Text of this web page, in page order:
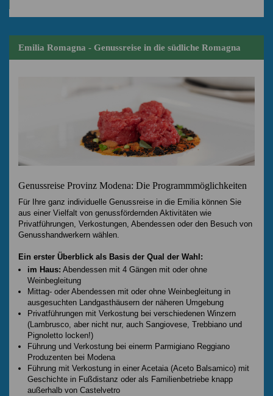
Emilia Romagna - Genussreise in die südliche Romagna
Genussreise Provinz Modena: Die Programmmöglichkeiten
Für Ihre ganz individuelle Genussreise in die Emilia können Sie
aus einer Vielfalt von genussfördernden Aktivitäten wie
Privatführungen, Verkostungen, Abendessen oder den Besuch von
Genusshandwerkern wählen.
Ein erster Überblick als Basis der Qual der Wahl:
im Haus: Abendessen mit 4 Gängen mit oder ohne
Weinbegleitung
Mittag- oder Abendessen mit oder ohne Weinbegleitung in
ausgesuchten Landgasthäusern der näheren Umgebung
Privatführungen mit Verkostung bei verschiedenen Winzern
(Lambrusco, aber nicht nur, auch Sangiovese, Trebbiano und
Pignoletto locken!)
Führung und Verkostung bei einerm Parmigiano Reggiano
Produzenten bei Modena
Führung mit Verkostung in einer Acetaia (Aceto Balsamico) mit
Geschichte in Fußdistanz oder als Familienbetriebe knapp
außerhalb von Castelvetro